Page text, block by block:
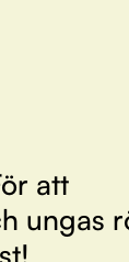
att
ungas